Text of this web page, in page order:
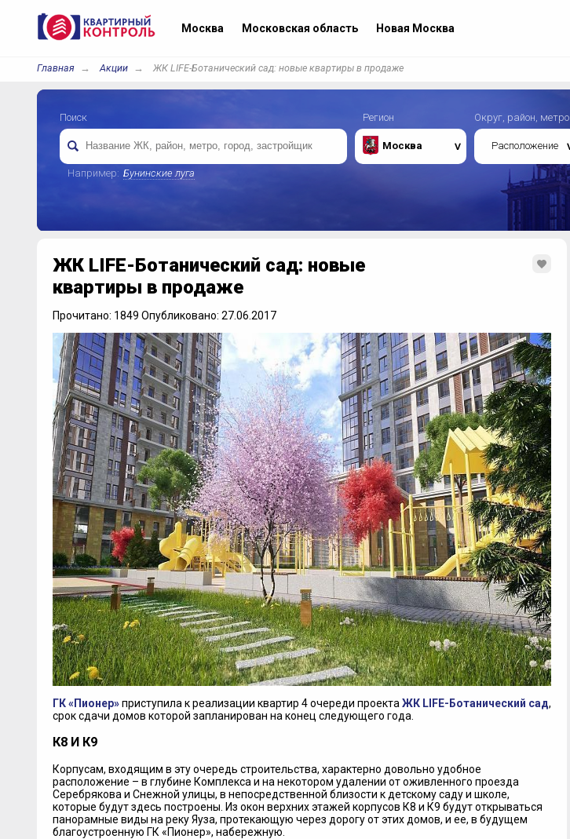
Москва Московская область Новая Москва
Главная Акции ЖК LIFE-Ботанический сад: новые квартиры в продаже
Поиск
Например: Бунинские луга
Регион
Москва
Округ, район, метро
Расположение
ЖК LIFE-Ботанический сад: новые
квартиры в продаже
Прочитано: 1849 Опубликовано: 27.06.2017
ГК «Пионер»приступила к реализации квартир 4 очереди проекта ЖК LIFE-Ботанический сад,
срок сдачи домов которой запланирован на конец следующего года.
К8 И К9
Корпусам, входящим в эту очередь строительства, характерно довольно удобное
расположение – в глубине Комплекса и на некотором удалении от оживленного проезда
Серебрякова и Снежной улицы, в непосредственной близости к детскому саду и школе,
которые будут здесь построены. Из окон верхних этажей корпусов К8 и К9 будут открываться
панорамные виды на реку Яуза, протекающую через дорогу от этих домов, и ее, в будущем
благоустроенную ГК «Пионер», набережную.